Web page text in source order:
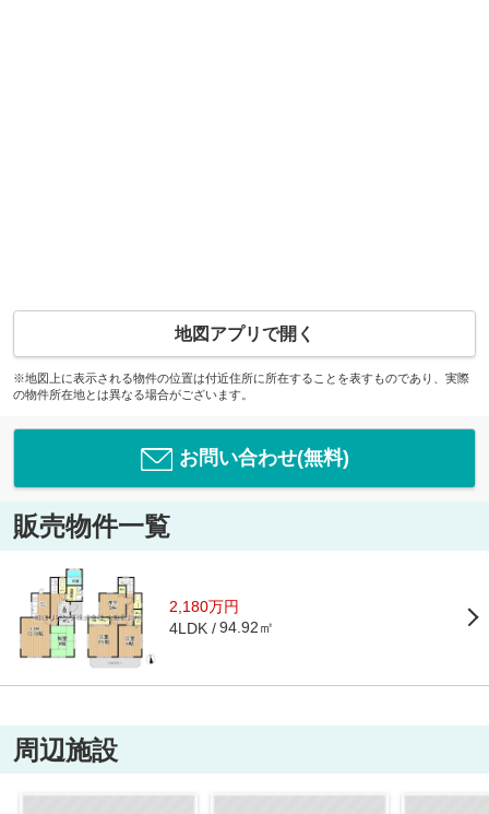
地図アプリで開く
※地図上に表示される物件の位置は付近住所に所在することを表すものであり、実際
の物件所在地とは異なる場合がございます。
お問い合わせ(無料)
販売物件一覧
2,180万円
4LDK 94.92㎡
周辺施設